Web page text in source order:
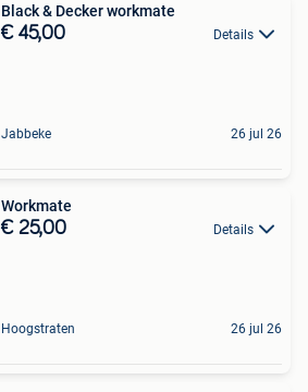
Black & Decker workmate
€ 45,00 Details
Jabbeke 26 jul 26
Workmate
€ 25,00 Details
Hoogstraten 26 jul 26